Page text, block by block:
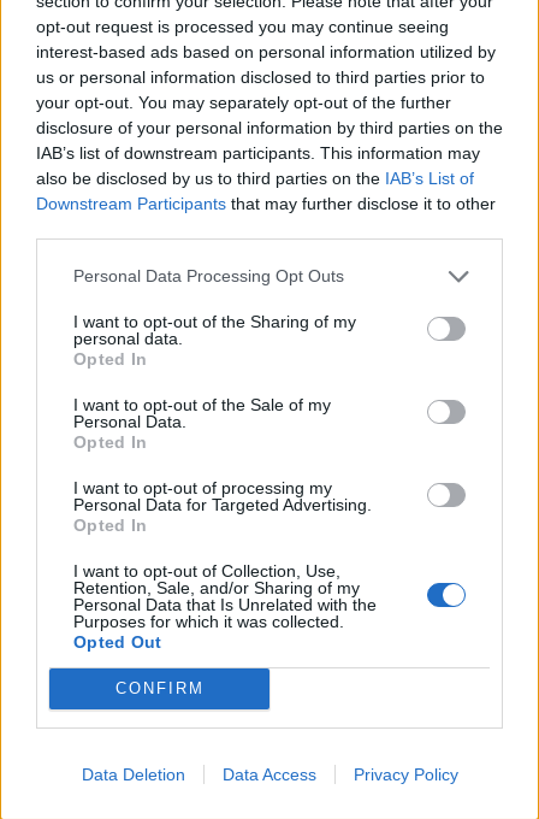
opt-out request is processed you may continue seeing
interest-based ads based on personal information utilized by
us or personal information disclosed to third parties prior to
your opt-out. You may separately opt-out of the further
disclosure of your personal information by third parties on the
IAB’s list of downstream participants. This information may
also be disclosed by us to third parties on the IAB’s List of
Downstream Participants that may further disclose it to other
Personal Data Processing Opt Outs
I want to opt-out of the Sharing of my
personal data.
Opted In
I want to opt-out of the Sale of my
Personal Data.
Opted In
I want to opt-out of processing my
Personal Data for Targeted Advertising.
Opted In
I want to opt-out of Collection, Use,
Retention, Sale, and/or Sharing of my
Personal Data that Is Unrelated with the
Purposes for which it was collected.
Opted Out
CONFIRM
Data Deletion Data Access Privacy Policy
06.08.2026 / 16:30
Ню Йорк стана 14-ият щат на САЩ, в
който е разрешена евтаназията